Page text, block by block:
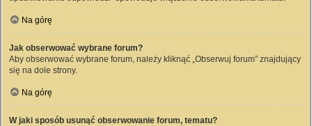
Na górę
Jak obserwować wybrane forum?
Aby obserwować wybrane forum, należy kliknąć „Obserwuj forum” znajdujący
się na dole strony.
Na górę
W jaki sposób usunąć obserwowanie forum, tematu?